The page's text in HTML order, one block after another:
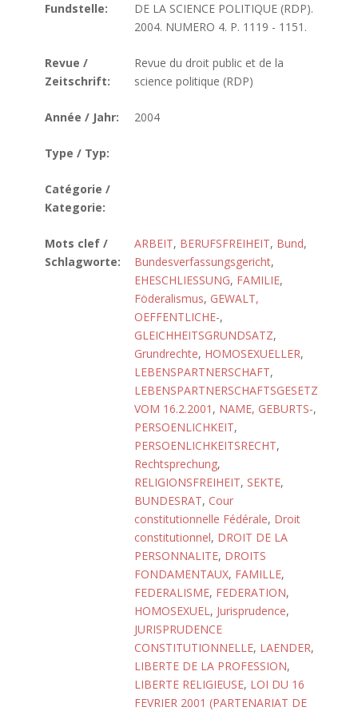
Fundstelle:
DE LA SCIENCE POLITIQUE (RDP).
2004. NUMERO 4. P. 1119 - 1151.
Revue /
Zeitschrift:
Revue du droit public et de la
science politique (RDP)
Année / Jahr: 2004
Type / Typ:
Catégorie /
Kategorie:
Mots clef /
Schlagworte:
ARBEIT, BERUFSFREIHEIT, Bund,
Bundesverfassungsgericht,
EHESCHLIESSUNG, FAMILIE,
Föderalismus, GEWALT,
OEFFENTLICHE-,
GLEICHHEITSGRUNDSATZ,
Grundrechte, HOMOSEXUELLER,
LEBENSPARTNERSCHAFT,
LEBENSPARTNERSCHAFTSGESETZ
VOM 16.2.2001 , NAME, GEBURTS-,
PERSOENLICHKEIT,
PERSOENLICHKEITSRECHT,
Rechtsprechung,
RELIGIONSFREIHEIT, SEKTE,
BUNDESRAT, Cour
constitutionnelle Fédérale, Droit
constitutionnel, DROIT DE LA
PERSONNALITE, DROITS
FONDAMENTAUX, FAMILLE,
FEDERALISME, FEDERATION,
HOMOSEXUEL, Jurisprudence,
JURISPRUDENCE
CONSTITUTIONNELLE, LAENDER,
LIBERTE DE LA PROFESSION,
LIBERTE RELIGIEUSE, LOI DU 16
FEVRIER 2001 (PARTENARIAT DE